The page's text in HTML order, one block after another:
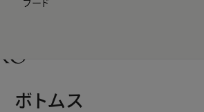
】夏のプレゼントキャンペーン開催中
フード
ボトムス